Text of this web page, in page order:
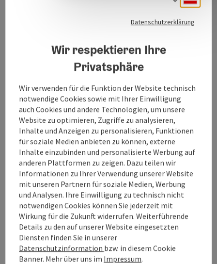
Unter diesem Motto sehen wir es als unsere Aufgabe,
Sie bei der Ausübung Ihrer schönen
Freizeitbeschäftigung optimal zu unterstützen. Sie
Modellbauers abgestimmten Eigenprodukten das
gesamte Produktsortiment nahezu aller am Markt
vertretenen Hersteller.
Kontakt
Öffnungszeiten
Anreise/Lage
Preise
Eignung
Datenschutzerklärung
Wir respektieren Ihre
Privatsphäre
Wir verwenden für die Funktion der Website technisch
notwendige Cookies sowie mit Ihrer Einwilligung
auch Cookies und andere Technologien, um unsere
Website zu optimieren, Zugriffe zu analysieren,
Inhalte und Anzeigen zu personalisieren, Funktionen
für soziale Medien anbieten zu können, externe
Inhalte einzubinden und personalisierte Werbung auf
anderen Plattformen zu zeigen. Dazu teilen wir
Informationen zu Ihrer Verwendung unserer Website
mit unseren Partnern für soziale Medien, Werbung
und Analysen. Ihre Einwilligung zu technisch nicht
notwendigen Cookies können Sie jederzeit mit
Wirkung für die Zukunft widerrufen. Weiterführende
Details zu den auf unserer Website eingesetzten
Diensten finden Sie in unserer
Datenschutzinformation bzw. in diesem Cookie
Banner. Mehr über uns im Impressum.